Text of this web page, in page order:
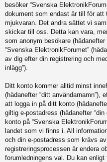
besöker “Svenska
dokument som endast är till för
mjukvaran. Det andra sättet vi
skickar till oss. Detta kan vara,
som anonym besökare (hädanefter
“Svenska ElektronikForumet”
av dig efter din registrering och
inlägg”).
Ditt konto kommer alltid minst
(hädanefter “ditt användarnamn”),
att logga in på ditt konto
giltig e-postadress (hädanefter
konto på “Svenska
landet som vi finns i. All
och din e-postadress som krävs
registreringsprocessen är endera
forumledningens val. Du kan